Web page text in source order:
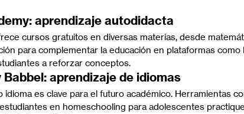
aprendizaje autodidacta
cursos gratuitos en diversas materias, desde
para complementar la educación en plataformas como
a reforzar conceptos.
Babbel: aprendizaje de idiomas
idioma es clave para el futuro académico. Herramientas
en homeschooling para adolescentes